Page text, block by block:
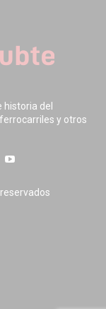
historia del
y otros